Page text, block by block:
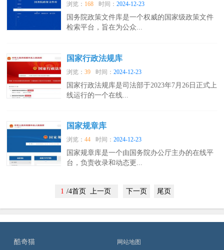
浏览： 168 时间：2024-12-23
国务院政策文件库是一个权威的国家级政策文件
检索平台，旨在为公众...
国家行政法规库
浏览：39 时间：2024-12-23
国家行政法规库是司法部于2023年7月26日正式上
线运行的一个在线...
国家规章库
浏览：44 时间：2024-12-23
国家规章库是一个由国务院办公厅主办的在线平
台，负责收录和动态更...
1 /4首页 上一页 下一页 尾页
酷奇猫 网站地图